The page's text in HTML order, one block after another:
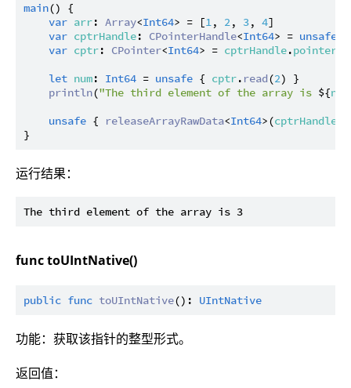
main() {
var arr: Array<Int64> = [1, 2, 3, 4]
var cptrHandle: CPointerHandle<Int64> = unsafe
var cptr: CPointer<Int64> = cptrHandle.pointer
let num: Int64 = unsafe { cptr. read(2) }
println("The third element of the array is ${num
unsafe { releaseArrayRawData<Int64>(cptrHandle
运行结果：
func toUIntNative()
public func toUIntNative(): UIntNative
功能：获取该指针的整型形式。
返回值：